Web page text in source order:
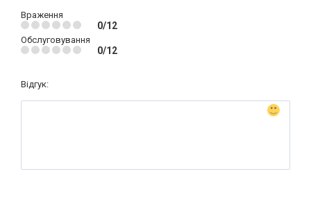
Враження
0/12
Обслуговування
0/12
Відгук: